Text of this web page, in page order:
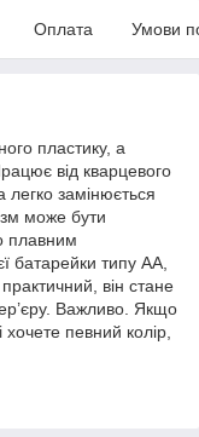
Оплата Умови
пластику, а
від кварцевого
легко замінюється
може бути
плавним
батарейки типу АА,
він стане
Важливо. Якщо
хочете певний колір,